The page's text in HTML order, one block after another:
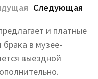
Следующая
и платные
брака в музее-
выездной